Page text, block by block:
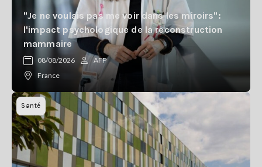
"Je ne voulais pas me voir dans les miroirs":
l'impact psychologique de la reconstruction
mammaire
08/08/2026
AFP
France
Santé